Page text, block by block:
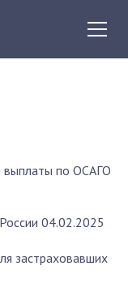
выплаты по ОСАГО
04.02.2025
застраховавших